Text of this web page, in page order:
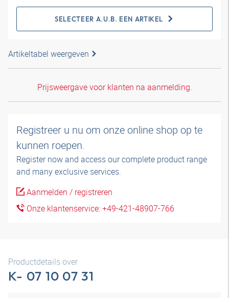
SELECTEER A.U.B. EEN ARTIKEL
Artikeltabel weergeven
Prijsweergave voor klanten na aanmelding.
Registreer u nu om onze online shop op te
kunnen roepen.
Register now and access our complete product range
and many exclusive services.
Aanmelden / registreren
Onze klantenservice: +49-421-48907-766
Productdetails over
K- 07 10 07 31